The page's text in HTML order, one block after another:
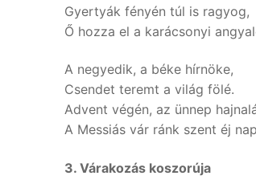
Gyertyák fényén túl is ragyog,
Ő hozza el a karácsonyi
A negyedik, a béke hírnöke,
Csendet teremt a világ fölé.
Advent végén, az ünnep
A Messiás vár ránk szent éj
3. Várakozás koszorúja